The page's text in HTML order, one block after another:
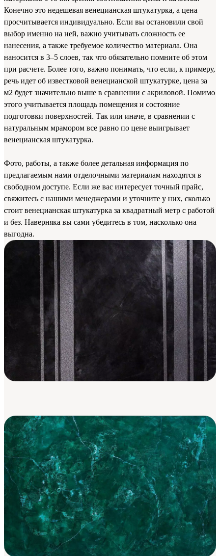
Конечно это недешевая венецианская штукатурка, а цена
просчитывается индивидуально. Если вы остановили свой
выбор именно на ней, важно учитывать сложность ее
нанесения, а также требуемое количество материала. Она
наносится в 3–5 слоев, так что обязательно помните об этом
при расчете. Более того, важно понимать, что если, к примеру,
речь идет об известковой венецианской штукатурке, цена за
м2 будет значительно выше в сравнении с акриловой. Помимо
этого учитывается площадь помещения и состояние
подготовки поверхностей. Так или иначе, в сравнении с
натуральным мрамором все равно по цене выигрывает
венецианская штукатурка.
Фото, работы, а также более детальная информация по
предлагаемым нами отделочными материалам находятся в
свободном доступе. Если же вас интересует точный прайс,
свяжитесь с нашими менеджерами и уточните у них, сколько
стоит венецианская штукатурка за квадратный метр с работой
и без. Наверняка вы сами убедитесь в том, насколько она
выгодна.